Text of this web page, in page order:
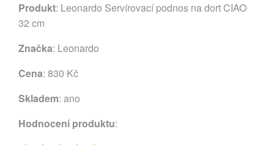
Produkt: Leonardo Servírovací podnos na dort CIAO
32 cm
Značka: Leonardo
Cena: 830 Kč
Skladem: ano
Hodnocení produktu: